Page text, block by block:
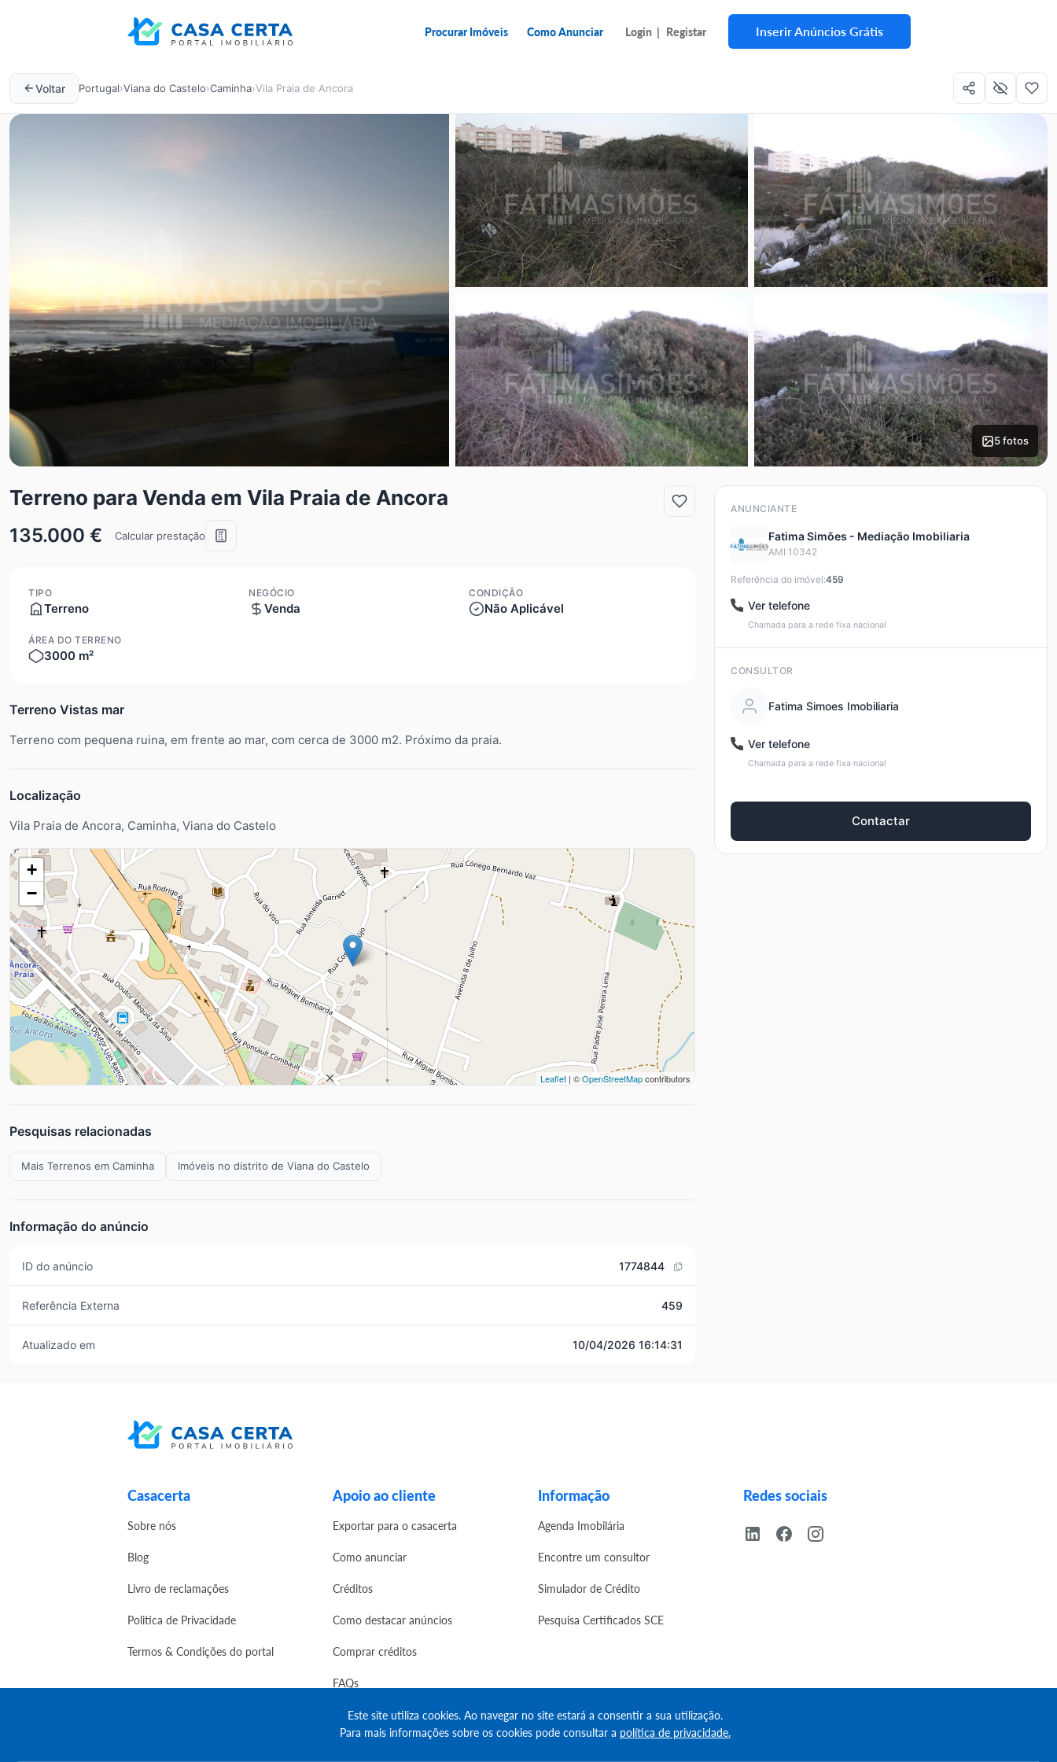
Procurar Imóveis Como Anunciar Login | Registar Inserir Anúncios Grátis
Voltar Portugal›Viana do Castelo›Caminha›Vila Praia de Ancora
5 fotos
Terreno para Venda em Vila Praia de Ancora
135.000 € Calcular prestação
TIPO
Terreno
NEGÓCIO
Venda
CONDIÇÃO
Não Aplicável
ÁREA DO TERRENO
3000 m²
Terreno Vistas mar
Terreno com pequena ruina, em frente ao mar, com cerca de 3000 m2. Próximo da praia.
Localização
Vila Praia de Ancora, Caminha, Viana do Castelo
+
−
Leaflet | ©OpenStreetMapcontributors
Pesquisas relacionadas
Mais Terrenos em Caminha Imóveis no distrito de Viana do Castelo
Informação do anúncio
ID do anúncio 1774844
Referência Externa 459
Atualizado em 10/04/2026 16:14:31
ANUNCIANTE
Fatima Simões - Mediação Imobiliaria
AMI 10342
Referência do imóvel:459
Ver telefone
Chamada para a rede fixa nacional
CONSULTOR
Fatima Simoes Imobiliaria
Ver telefone
Chamada para a rede fixa nacional
Contactar
Casacerta
Sobre nós
Blog
Livro de reclamações
Politica de Privacidade
Termos & Condições do portal
Apoio ao cliente
Exportar para o casacerta
Como anunciar
Créditos
Como destacar anúncios
Comprar créditos
FAQs
Informação
Agenda Imobilária
Encontre um consultor
Simulador de Crédito
Pesquisa Certificados SCE
Redes sociais
Este site utiliza cookies. Ao navegar no site estará a consentir a sua utilização.
Para mais informações sobre os cookies pode consultar a política de privacidade.